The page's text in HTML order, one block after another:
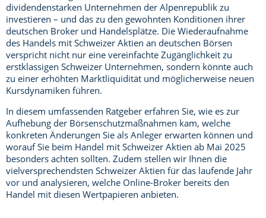
dividendenstarken Unternehmen der Alpenrepublik zu
investieren – und das zu den gewohnten Konditionen ihrer
deutschen Broker und Handelsplätze. Die Wiederaufnahme
des Handels mit Schweizer Aktien an deutschen Börsen
verspricht nicht nur eine vereinfachte Zugänglichkeit zu
erstklassigen Schweizer Unternehmen, sondern könnte auch
zu einer erhöhten Marktliquidität und möglicherweise neuen
Kursdynamiken führen.
In diesem umfassenden Ratgeber erfahren Sie, wie es zur
Aufhebung der Börsenschutzmaßnahmen kam, welche
konkreten Änderungen Sie als Anleger erwarten können und
worauf Sie beim Handel mit Schweizer Aktien ab Mai 2025
besonders achten sollten. Zudem stellen wir Ihnen die
vielversprechendsten Schweizer Aktien für das laufende Jahr
vor und analysieren, welche Online-Broker bereits den
Handel mit diesen Wertpapieren anbieten.